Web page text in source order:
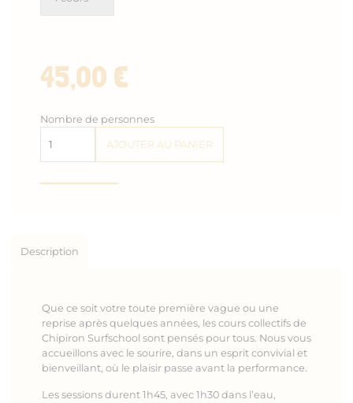
45,00 €
Nombre de personnes
de
Cours
AJOUTER AU PANIER
Description
Que ce soit votre toute première vague ou une
reprise après quelques années, les cours collectifs de
Chipiron Surfschool sont pensés pour tous. Nous vous
accueillons avec le sourire, dans un esprit convivial et
bienveillant, où le plaisir passe avant la performance.
Les sessions durent 1h45, avec 1h30 dans l’eau,